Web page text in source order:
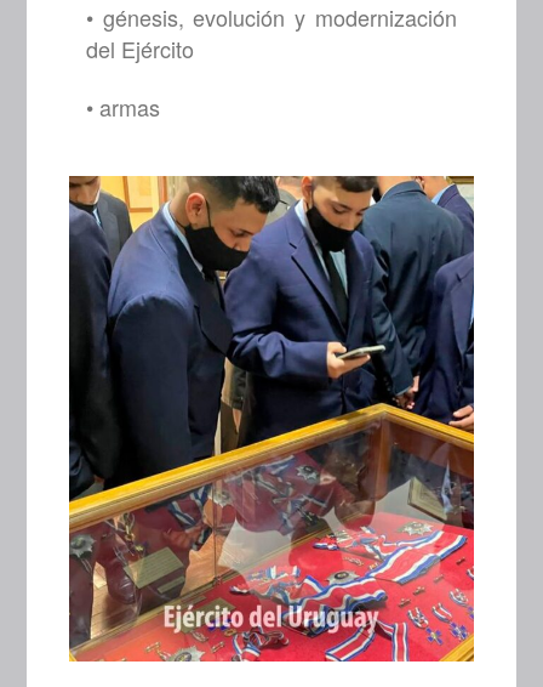
• génesis, evolución y modernización
del Ejército
• armas